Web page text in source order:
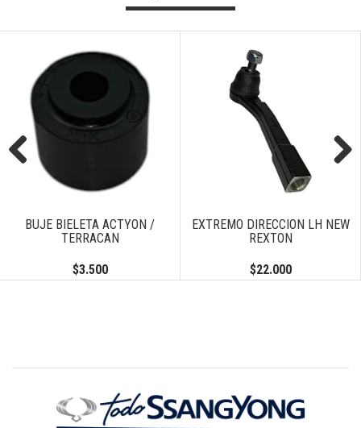
BUJE BIELETA ACTYON /
TERRACAN
$3.500
EXTREMO DIRECCION LH NEW
REXTON
$22.000